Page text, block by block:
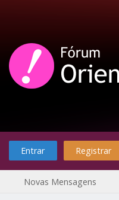
Entrar Registrar
Novas Mensagens